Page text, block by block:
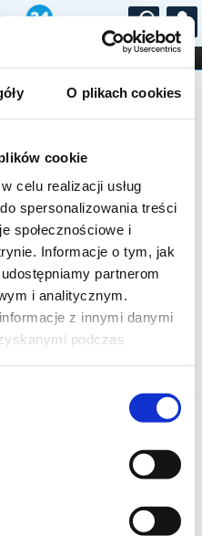
O plikach cookies
cookie
celu realizacji usług
spersonalizowania treści
społecznościowe i
Informacje o tym, jak
partnerom
i analitycznym.
z innymi danymi
podczas
...
STAND-UP
na wydarzenie